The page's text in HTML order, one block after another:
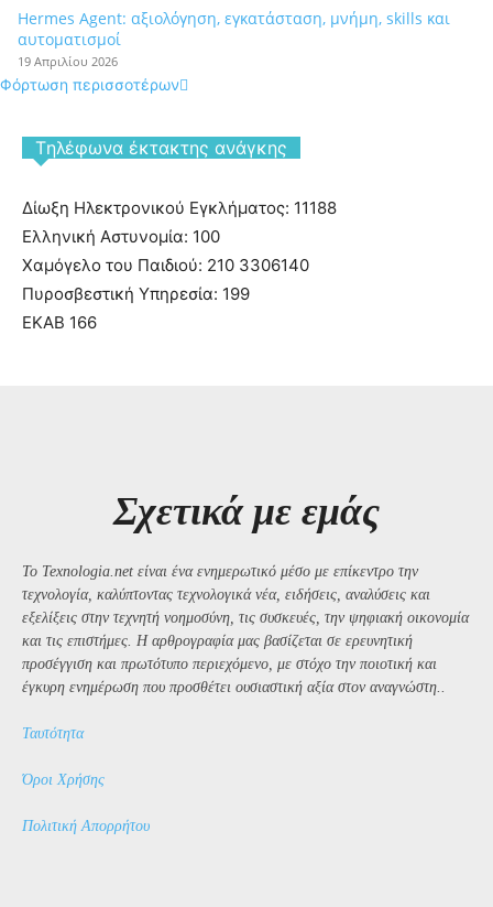
Hermes Agent: αξιολόγηση, εγκατάσταση, μνήμη, skills και
αυτοματισμοί
19 Απριλίου 2026
Φόρτωση περισσοτέρων
Tηλέφωνα έκτακτης ανάγκης
Δίωξη Ηλεκτρονικού Εγκλήματος: 11188
Ελληνική Αστυνομία: 100
Χαμόγελο του Παιδιού: 210 3306140
Πυροσβεστική Υπηρεσία: 199
ΕΚΑΒ 166
Σχετικά με εμάς
Το Texnologia.net είναι ένα ενημερωτικό μέσο με επίκεντρο την
τεχνολογία, καλύπτοντας τεχνολογικά νέα, ειδήσεις, αναλύσεις και
εξελίξεις στην τεχνητή νοημοσύνη, τις συσκευές, την ψηφιακή οικονομία
και τις επιστήμες. Η αρθρογραφία μας βασίζεται σε ερευνητική
προσέγγιση και πρωτότυπο περιεχόμενο, με στόχο την ποιοτική και
έγκυρη ενημέρωση που προσθέτει ουσιαστική αξία στον αναγνώστη..
Ταυτότητα
Όροι Χρήσης
Πολιτική Απορρήτου